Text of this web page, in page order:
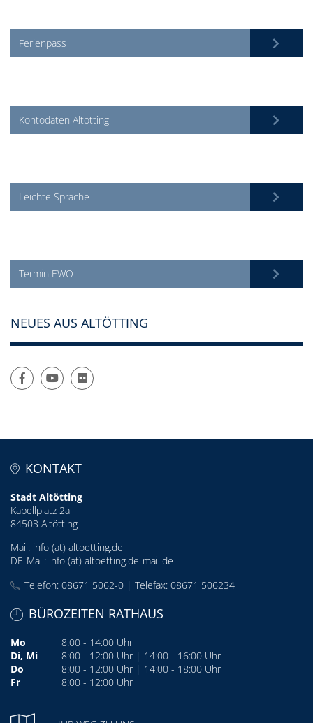
Ferienpass
Kontodaten Altötting
Leichte Sprache
Termin EWO
NEUES AUS ALTÖTTING
KONTAKT
Stadt Altötting
Kapellplatz 2a
84503 Altötting
Mail: info (at) altoetting.de
DE-Mail: info (at) altoetting.de-mail.de
Telefon: 08671 5062-0 | Telefax: 08671 506234
BÜROZEITEN RATHAUS
Mo
8:00 - 14:00 Uhr
Di, Mi
8:00 - 12:00 Uhr | 14:00 - 16:00 Uhr
Do
8:00 - 12:00 Uhr | 14:00 - 18:00 Uhr
Fr
8:00 - 12:00 Uhr